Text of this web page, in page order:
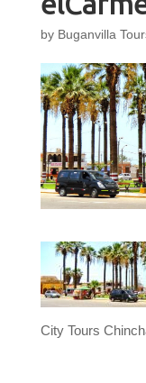
by Buganvilla
City Tours